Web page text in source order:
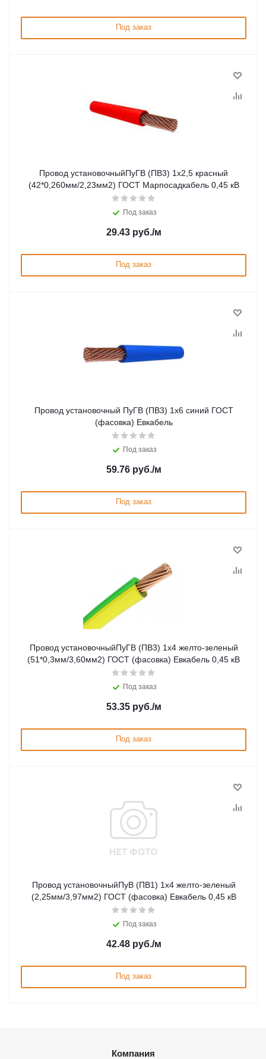
Под заказ
Провод установочныйПуГВ (ПВ3) 1х2,5 красный
(42*0,260мм/2,23мм2) ГОСТ Марпосадкабель 0,45 кВ
Под заказ
29.43руб./м
Под заказ
Провод установочный ПуГВ (ПВ3) 1х6 синий ГОСТ
(фасовка) Евкабель
Под заказ
59.76руб./м
Под заказ
Провод установочныйПуГВ (ПВ3) 1х4 желто-зеленый
(51*0,3мм/3,60мм2) ГОСТ (фасовка) Евкабель 0,45 кВ
Под заказ
53.35руб./м
Под заказ
Провод установочныйПуВ (ПВ1) 1х4 желто-зеленый
(2,25мм/3,97мм2) ГОСТ (фасовка) Евкабель 0,45 кВ
Под заказ
42.48руб./м
Под заказ
Компания